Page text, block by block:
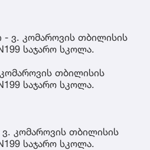
ვ. კომაროვის თბილისის
საჯარო სკოლა.
თბილისის
საჯარო სკოლა.
კომაროვის თბილისის
საჯარო სკოლა.